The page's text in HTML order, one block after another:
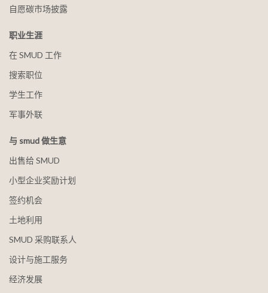
自愿碳市场披露
职业生涯
在 SMUD 工作
搜索职位
学生工作
军事外联
与 smud 做生意
出售给 SMUD
小型企业奖励计划
签约机会
土地利用
SMUD 采购联系人
设计与施工服务
经济发展